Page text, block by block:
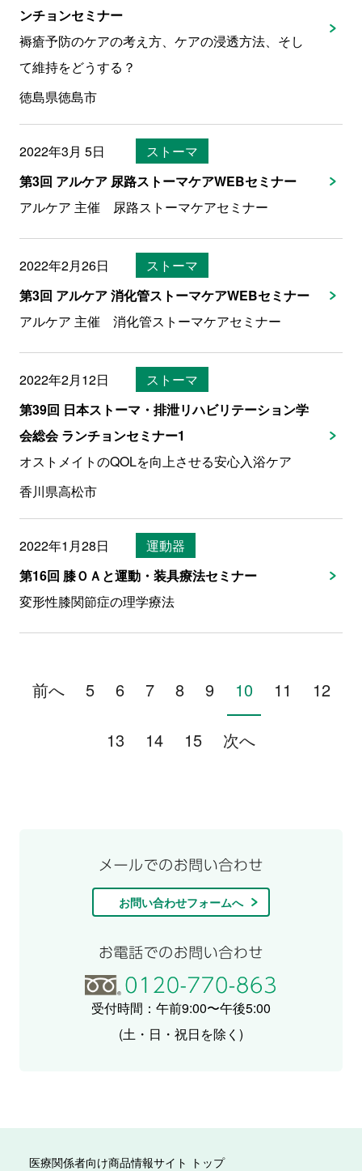
ンチョンセミナー
褥瘡予防のケアの考え方、ケアの浸透方法、そし
て維持をどうする？
徳島県徳島市
2022年3月 5日
ストーマ
第3回 アルケア 尿路ストーマケアWEBセミナー
アルケア 主催 尿路ストーマケアセミナー
2022年2月26日
ストーマ
第3回 アルケア 消化管ストーマケアWEBセミナー
アルケア 主催 消化管ストーマケアセミナー
2022年2月12日
ストーマ
第39回 日本ストーマ・排泄リハビリテーション学
会総会 ランチョンセミナー1
オストメイトのQOLを向上させる安心入浴ケア
香川県高松市
2022年1月28日
運動器
第16回 膝ＯＡと運動・装具療法セミナー
変形性膝関節症の理学療法
前へ 5 6 7 8 9 10 11 12
13 14 15 次へ
お問い合わせフォームへ
受付時間：午前9:00〜午後5:00
(土・日・祝日を除く)
医療関係者向け商品情報サイト トップ